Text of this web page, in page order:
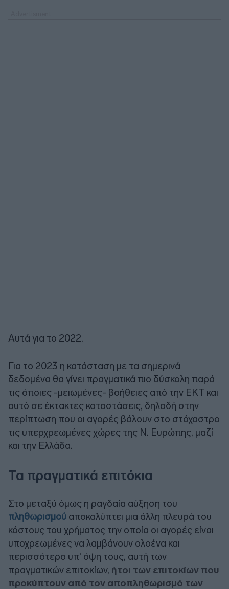
Αυτά για το 2022.
Για το 2023 η κατάσταση με τα σημερινά
δεδομένα θα γίνει πραγματικά πιο δύσκολη παρά
τις όποιες -μειωμένες- βοήθειες από την ΕΚΤ και
αυτό σε έκτακτες καταστάσεις, δηλαδή στην
περίπτωση που οι αγορές βάλουν στο στόχαστρο
τις υπερχρεωμένες χώρες της Ν. Ευρώπης, μαζί
και την Ελλάδα.
Τα πραγματικά επιτόκια
Στο μεταξύ όμως η ραγδαία αύξηση του
πληθωρισμού αποκαλύπτει μια άλλη πλευρά του
κόστους του χρήματος την οποία οι αγορές είναι
υποχρεωμένες να λαμβάνουν ολοένα και
περισσότερο υπ' όψη τους, αυτή των
πραγματικών επιτοκίων, ήτοι των επιτοκίων που
προκύπτουν από τον αποπληθωρισμό των